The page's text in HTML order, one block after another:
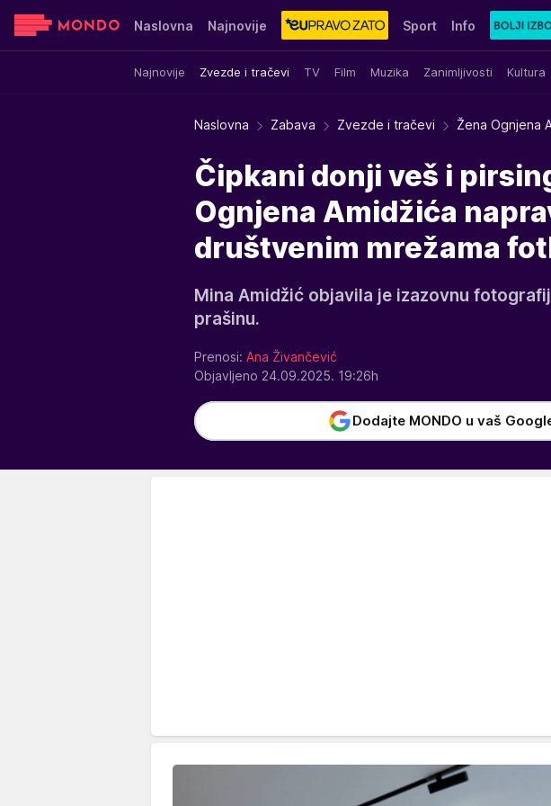
Naslovna Najnovije Sport Info
Najnovije Zvezde i tračevi TV Film Muzika Zanimljivosti Kultura
Sensa Stvar ukusa Yumama
Naslovna Zabava Zvezde i tračevi Žena Ognjena
Čipkani donji veš i
Ognjena Amidžića
društvenim mrežama
Mina Amidžić objavila je izazovnu
prašinu.
Prenosi: Ana Živančević
Objavljeno 24.09.2025. 19:26h
Dodajte MONDO u vaš